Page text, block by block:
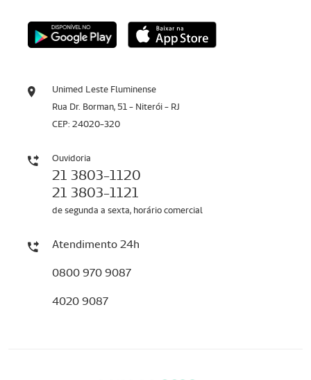
Unimed Leste Fluminense
Rua Dr. Borman, 51 - Niterói - RJ
CEP: 24020-320
Ouvidoria
21 3803-1120
21 3803-1121
de segunda a sexta, horário comercial
Atendimento 24h
0800 970 9087
4020 9087